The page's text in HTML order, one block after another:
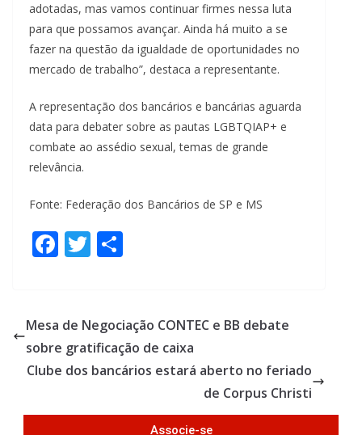
adotadas, mas vamos continuar firmes nessa luta
para que possamos avançar. Ainda há muito a se
fazer na questão da igualdade de oportunidades no
mercado de trabalho”, destaca a representante.
A representação dos bancários e bancárias aguarda
data para debater sobre as pautas LGBTQIAP+ e
combate ao assédio sexual, temas de grande
relevância.
Fonte: Federação dos Bancários de SP e MS
F
b
o
o
T
er e
Mesa de Negociação CONTEC e BB debate
sobre gratificação de caixa
Clube dos bancários estará aberto no feriado
de Corpus Christi
Associe-se